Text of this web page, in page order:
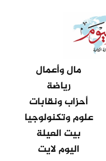
مال وأعمال
رياضة
أحزاب ونقابات
علوم وتكنولوجيا
بيت العيلة
اليوم لايت